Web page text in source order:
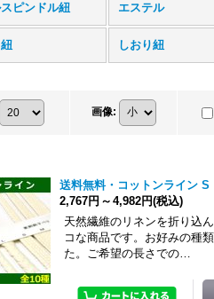
ピンドル紐 エステル
しおり紐
画像:
送料無料・コットンライン S
2,767円 ～ 4,982円(税込)
天然繊維のリネンを折り込
コな商品です。お好みの種
た。ご希望の長さでの…